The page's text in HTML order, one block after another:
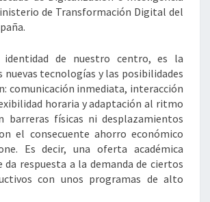
de Transformación Digital del
de nuestro centro, es la
nuevas tecnologías y las posibilidades
comunicación inmediata, interacción
horaria y adaptación al ritmo
barreras físicas ni desplazamientos
el consecuente ahorro económico
Es decir, una oferta académica
da respuesta a la demanda de ciertos
con unos programas de alto